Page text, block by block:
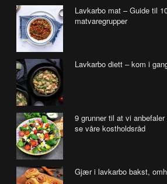
Lavkarbo mat – Guide til
matvaregrupper
Lavkarbo diett – kom i
9 grunner til at vi
se våre kostholdsråd
Gjær i lavkarbo bakst,